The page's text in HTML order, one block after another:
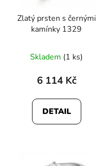
Zlatý prsten s černými
kamínky 1329
Skladem (1 ks)
6 114 Kč
DETAIL